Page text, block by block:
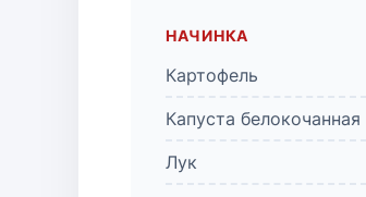
НАЧИНКА
Картофель
Капуста белокочанная
Лук